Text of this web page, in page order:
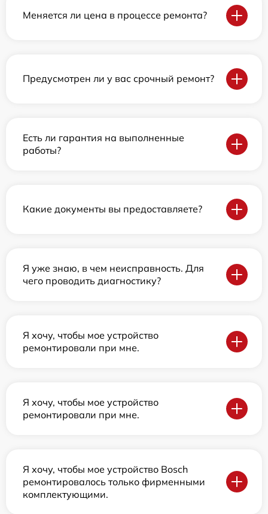
Меняется ли цена в процессе ремонта?
Предусмотрен ли у вас срочный ремонт?
Есть ли гарантия на выполненные
работы?
Какие документы вы предоставляете?
Я уже знаю, в чем неисправность. Для
чего проводить диагностику?
Я хочу, чтобы мое устройство
ремонтировали при мне.
Я хочу, чтобы мое устройство
ремонтировали при мне.
Я хочу, чтобы мое устройство Bosch
ремонтировалось только фирменными
комплектующими.